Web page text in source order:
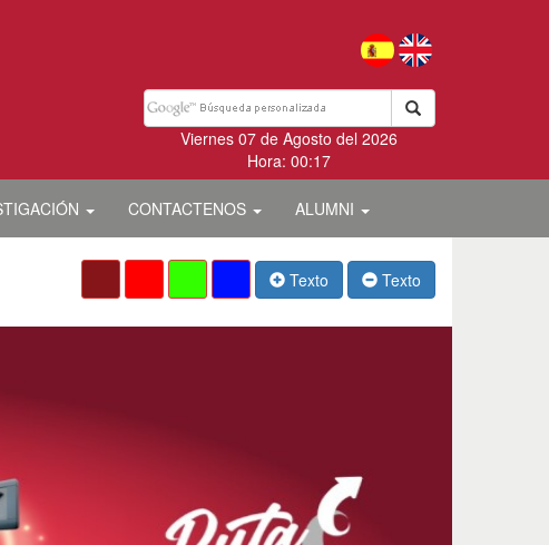
Viernes 07 de Agosto del 2026
Hora: 00:17
CONTACTENOS ALUMNI
Texto Texto